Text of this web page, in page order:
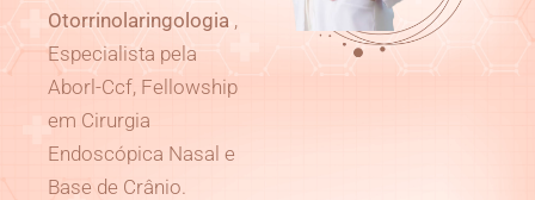
Otorrinolaringologia ,
Especialista pela
Aborl-Ccf, Fellowship
em Cirurgia
Endoscópica Nasal e
Base de Crânio.